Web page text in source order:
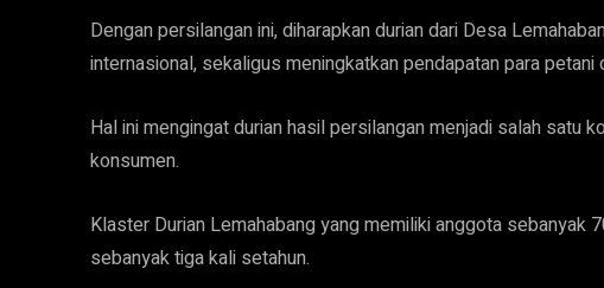
Dengan persilangan ini, diharapkan durian dari Desa
internasional, sekaligus meningkatkan pendapatan para
Hal ini mengingat durian hasil persilangan menjadi salah satu
konsumen.
Klaster Durian Lemahabang yang memiliki anggota sebanyak
sebanyak tiga kali setahun.